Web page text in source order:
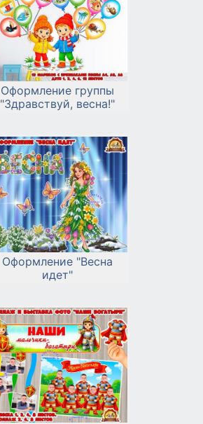
Оформление группы
"Здравствуй, весна!"
Оформление "Весна
идет"